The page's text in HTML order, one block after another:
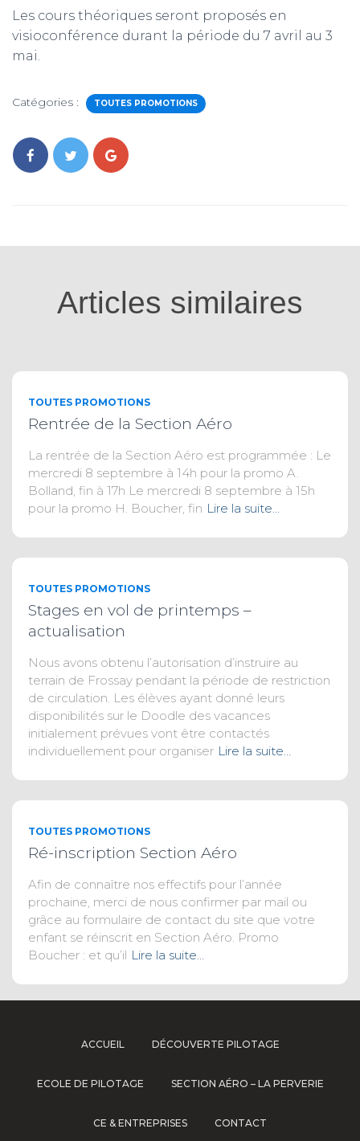
Les cours théoriques seront proposés en
visioconférence durant la période du 7 avril au 3
mai.
Catégories : TOUTES PROMOTIONS
Articles similaires
TOUTES PROMOTIONS
Rentrée de la Section Aéro
La rentrée de la Section Aéro est programmée : Le
mercredi 8 septembre à 14h pour la promo A.
Bolland, fin à 17h Le mercredi 8 septembre à 15h
pour la promo H. Boucher, fin Lire la suite…
TOUTES PROMOTIONS
Stages en vol de printemps –
actualisation
Nous avons obtenu l’autorisation d’instruire au
terrain de Frossay pendant la période de restriction
de circulation. Les élèves ayant donné leurs
disponibilités sur le Doodle des vacances
initialement prévues vont être contactés
individuellement pour organiser Lire la suite…
TOUTES PROMOTIONS
Ré-inscription Section Aéro
Afin de connaître nos effectifs pour l’année
prochaine, merci de nous confirmer par mail ou
grâce au formulaire de contact du site que votre
enfant se réinscrit en Section Aéro. Promo
Boucher : et qu’il Lire la suite…
ACCUEIL DÉCOUVERTE PILOTAGE
ECOLE DE PILOTAGE SECTION AÉRO – LA PERVERIE
CE & ENTREPRISES CONTACT